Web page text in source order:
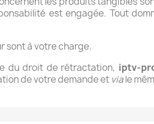
est engagée. Tout
sont à votre charge.
du droit de rétractation, iptv-
de votre demande et viale